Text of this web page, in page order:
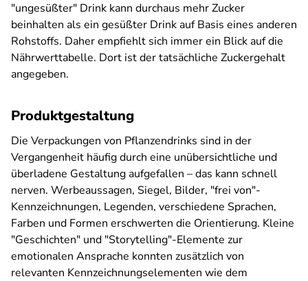
"ungesüßter" Drink kann durchaus mehr Zucker
beinhalten als ein gesüßter Drink auf Basis eines anderen
Rohstoffs. Daher empfiehlt sich immer ein Blick auf die
Nährwerttabelle. Dort ist der tatsächliche Zuckergehalt
angegeben.
Produktgestaltung
Die Verpackungen von Pflanzendrinks sind in der
Vergangenheit häufig durch eine unübersichtliche und
überladene Gestaltung aufgefallen – das kann schnell
nerven. Werbeaussagen, Siegel, Bilder, "frei von"-
Kennzeichnungen, Legenden, verschiedene Sprachen,
Farben und Formen erschwerten die Orientierung. Kleine
"Geschichten" und "Storytelling"-Elemente zur
emotionalen Ansprache konnten zusätzlich von
relevanten Kennzeichnungselementen wie dem